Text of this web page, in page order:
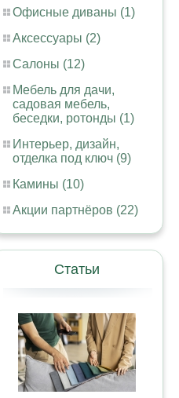
Офисные диваны (1)
Аксессуары (2)
Салоны (12)
Мебель для дачи,
садовая мебель,
беседки, ротонды (1)
Интерьер, дизайн,
отделка под ключ (9)
Камины (10)
Акции партнёров (22)
Статьи